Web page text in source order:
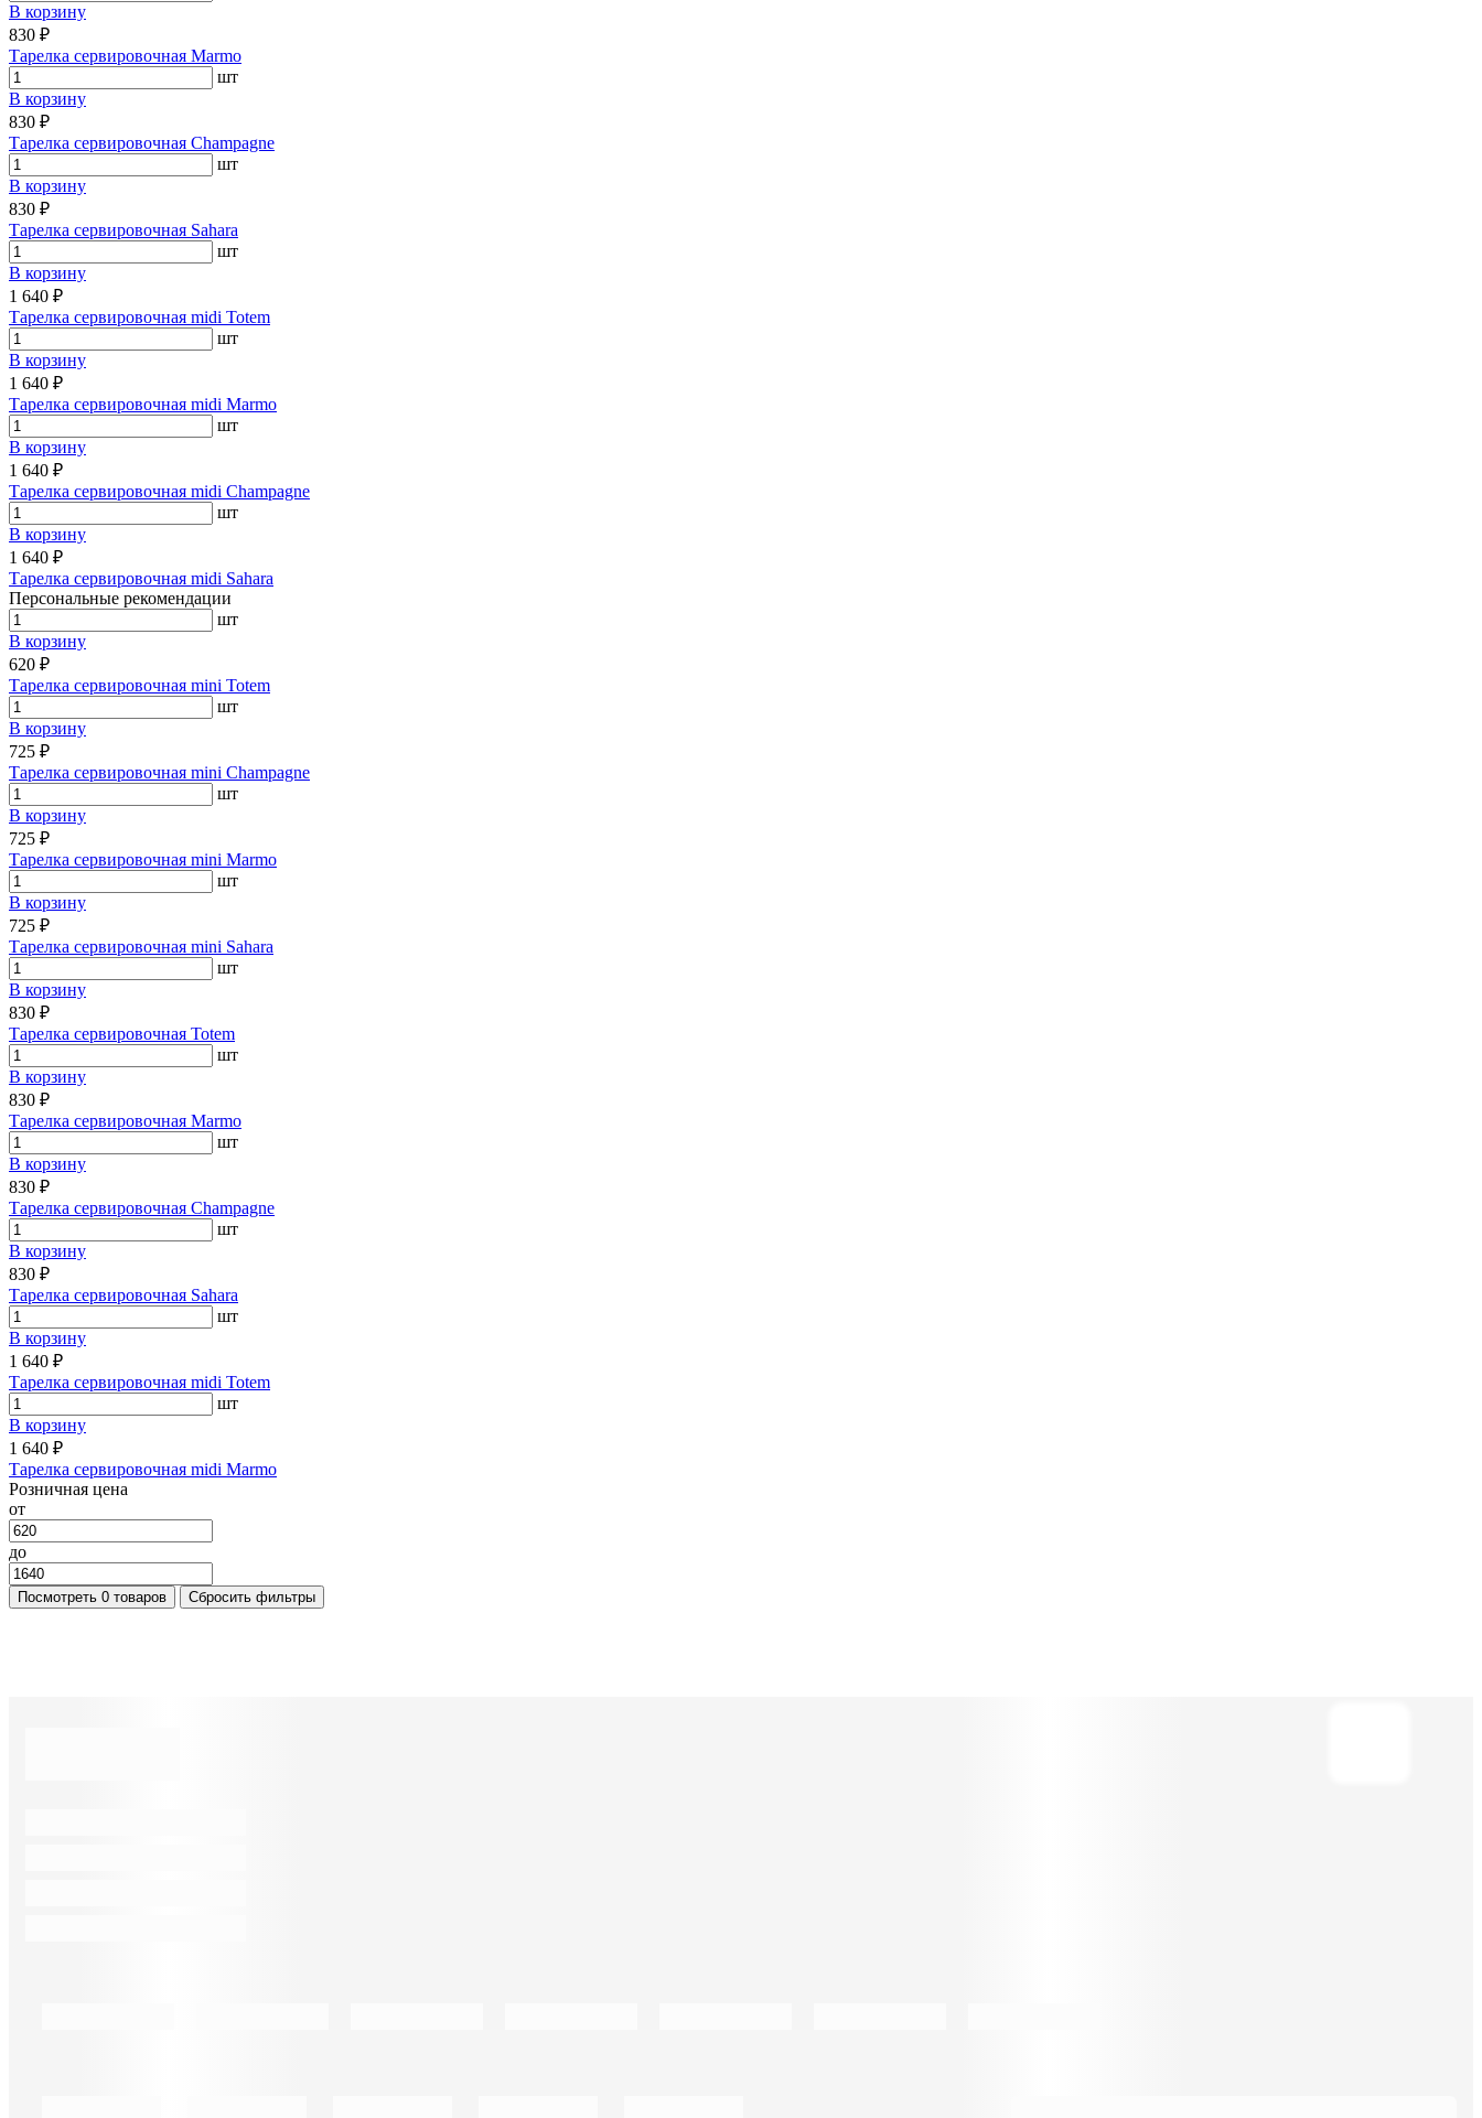
В корзину
830 ₽
Тарелка сервировочная Marmo
шт
В корзину
830 ₽
Тарелка сервировочная Champagne
шт
В корзину
830 ₽
Тарелка сервировочная Sahara
шт
В корзину
1 640 ₽
Тарелка сервировочная midi Totem
шт
В корзину
1 640 ₽
Тарелка сервировочная midi Marmo
шт
В корзину
1 640 ₽
Тарелка сервировочная midi Champagne
шт
В корзину
1 640 ₽
Тарелка сервировочная midi Sahara
Персональные рекомендации
шт
В корзину
620 ₽
Тарелка сервировочная mini Totem
шт
В корзину
725 ₽
Тарелка сервировочная mini Champagne
шт
В корзину
725 ₽
Тарелка сервировочная mini Marmo
шт
В корзину
725 ₽
Тарелка сервировочная mini Sahara
шт
В корзину
830 ₽
Тарелка сервировочная Totem
шт
В корзину
830 ₽
Тарелка сервировочная Marmo
шт
В корзину
830 ₽
Тарелка сервировочная Champagne
шт
В корзину
830 ₽
Тарелка сервировочная Sahara
шт
В корзину
1 640 ₽
Тарелка сервировочная midi Totem
шт
В корзину
1 640 ₽
Тарелка сервировочная midi Marmo
Розничная цена
от
до
Посмотреть 0 товаров Сбросить фильтры